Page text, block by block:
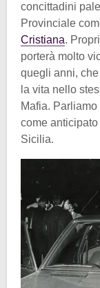
concittadini
Provinciale
Cristiana.
porterà molto
quegli anni,
la vita nello
Mafia.
come
Sicilia.